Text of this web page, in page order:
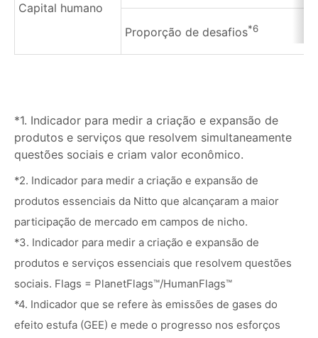
Capital humano
Proporção de desafios*6
*1. Indicador para medir a criação e expansão de
produtos e serviços que resolvem simultaneamente
questões sociais e criam valor econômico.
*2. Indicador para medir a criação e expansão de
produtos essenciais da Nitto que alcançaram a maior
participação de mercado em campos de nicho.
*3. Indicador para medir a criação e expansão de
produtos e serviços essenciais que resolvem questões
sociais. Flags = PlanetFlags™/HumanFlags™
*4. Indicador que se refere às emissões de gases do
efeito estufa (GEE) e mede o progresso nos esforços